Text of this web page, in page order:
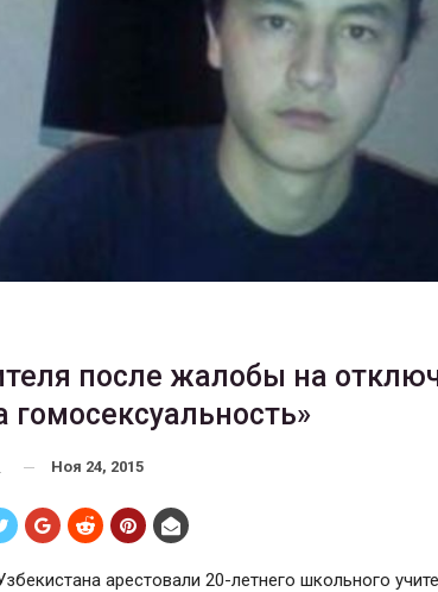
после жалобы на
гомосексуальность»
Ноя 24, 2015
арестовали 20-летнего школьного
ФОТО
Авиве собрал 200
участников